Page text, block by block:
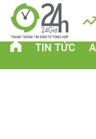
Lịch
TIN TỨC